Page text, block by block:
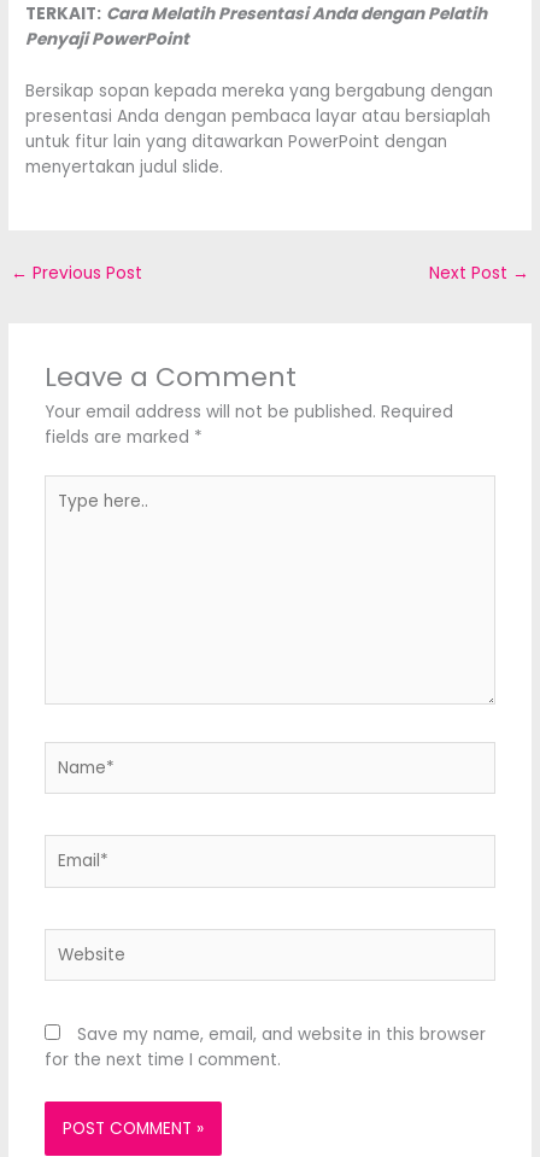
TERKAIT: Cara Melatih Presentasi Anda dengan Pelatih
Penyaji PowerPoint
Bersikap sopan kepada mereka yang bergabung dengan
presentasi Anda dengan pembaca layar atau bersiaplah
untuk fitur lain yang ditawarkan PowerPoint dengan
menyertakan judul slide.
← Previous Post Next Post →
Leave a Comment
Your email address will not be published. Required
fields are marked *
here..
Save my name, email, and website in this browser
for the next time I comment.